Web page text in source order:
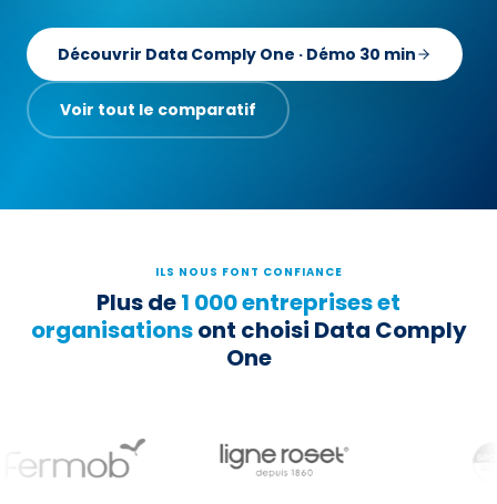
Découvrir Data Comply One · Démo 30 min
Voir tout le comparatif
ILS NOUS FONT CONFIANCE
Plus de1 000 entreprises et
organisationsont choisi Data Comply
One